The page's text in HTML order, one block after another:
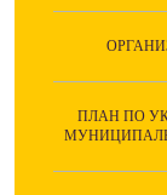
ПЛАН ПО